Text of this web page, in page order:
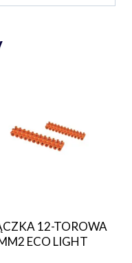
12-TOROWA
ECO LIGHT